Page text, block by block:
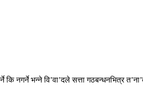
कि नगर्ने भन्ने वि’वा’दले सत्ता गठबन्धनभित्र